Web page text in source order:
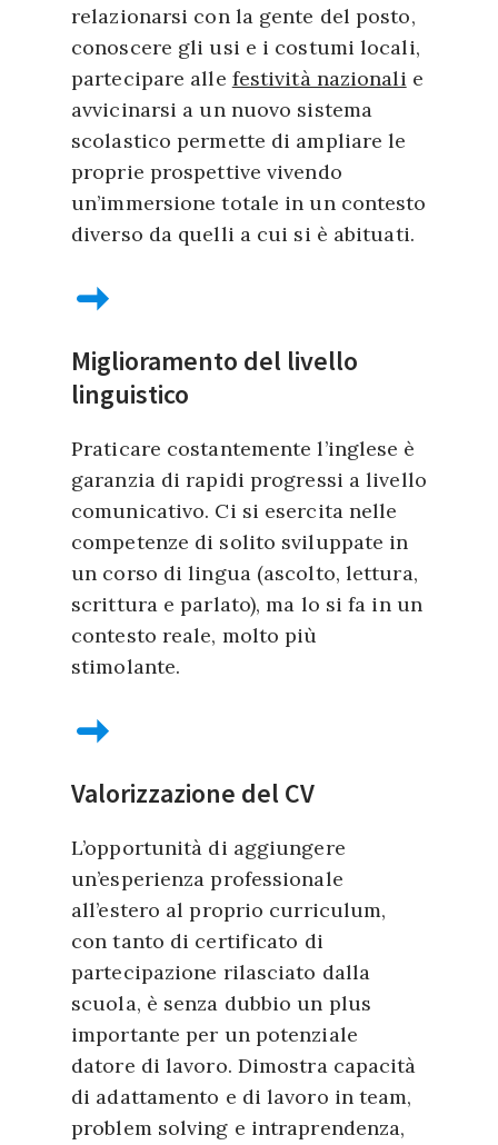
relazionarsi con la gente del posto,
conoscere gli usi e i costumi locali,
partecipare alle festività nazionali e
avvicinarsi a un nuovo sistema
scolastico permette di ampliare le
proprie prospettive vivendo
un’immersione totale in un contesto
diverso da quelli a cui si è abituati.
Miglioramento del livello
linguistico
Praticare costantemente l’inglese è
garanzia di rapidi progressi a livello
comunicativo. Ci si esercita nelle
competenze di solito sviluppate in
un corso di lingua (ascolto, lettura,
scrittura e parlato), ma lo si fa in un
contesto reale, molto più
stimolante.
Valorizzazione del CV
L’opportunità di aggiungere
un’esperienza professionale
all’estero al proprio curriculum,
con tanto di certificato di
partecipazione rilasciato dalla
scuola, è senza dubbio un plus
importante per un potenziale
datore di lavoro. Dimostra capacità
di adattamento e di lavoro in team,
problem solving e intraprendenza,